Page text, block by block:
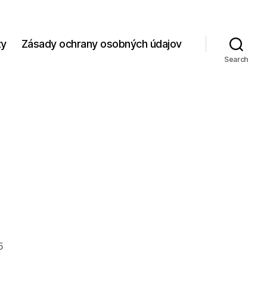
Zásady ochrany osobných údajov
Search